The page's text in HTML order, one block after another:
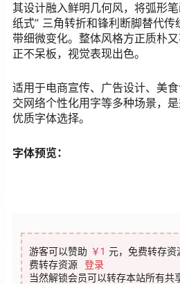
其设计融入鲜明几何风，将弧形
纸式” 三角转折和锋利断脚替代
带细微变化。整体风格方正质朴
正不呆板，视觉表现出色。
适用于电商宣传、广告设计、美
交网络个性化用字等多种场景，
优质字体选择。
字体预览：
游客可以赞助 ￥1 元，免费转存资
费转存资源 登录
当然解锁会员可以转存本站所有共